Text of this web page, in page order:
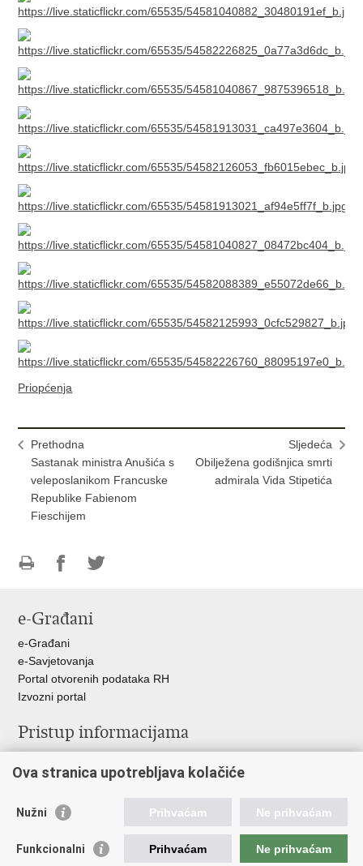
Priopćenja
Prethodna
Sastanak ministra Anušića s
veleposlanikom Francuske
Republike Fabienom
Fieschijem
Sljedeća
Obilježena godišnjica smrti
admirala Vida Stipetića
FacebookuTwitteru
e-Građani
e-Građani
e-Savjetovanja
Portal otvorenih podataka RH
Izvozni portal
Pristup informacijama
Izjava o pristupačnosti
Ravnopravnost spolova u MORH-u i OSRH
Ova stranica upotrebljava kolačiće
Nužni Prihvaćam Ne prihvaćam
Funkcionalni Prihvaćam Ne prihvaćam